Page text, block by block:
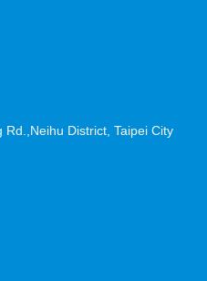
District, Taipei City